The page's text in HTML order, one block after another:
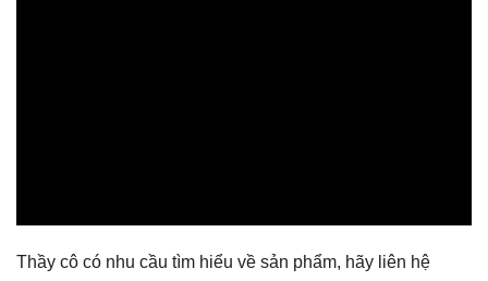
Thầy cô có nhu cầu tìm hiểu về sản phẩm, hãy liên hệ